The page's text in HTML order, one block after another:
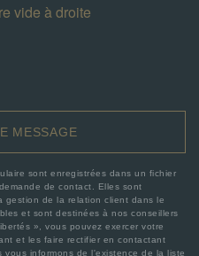
vide à droite
MESSAGE
sont enregistrées dans un fichier
de contact. Elles sont
gestion de la relation client dans le
et sont destinées à nos conseillers
», vous pouvez exercer votre
et les faire rectifier en contactant
vous informons de l'existence de la liste